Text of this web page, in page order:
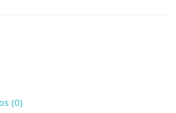
(0)